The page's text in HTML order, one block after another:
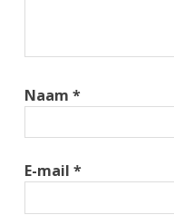
Naam*
E-mail*